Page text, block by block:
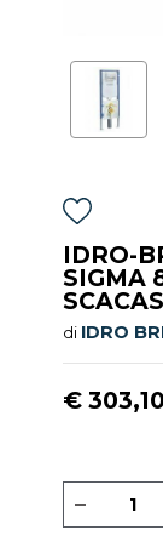
IDRO-
SIGMA
di IDRO
€ 303,10